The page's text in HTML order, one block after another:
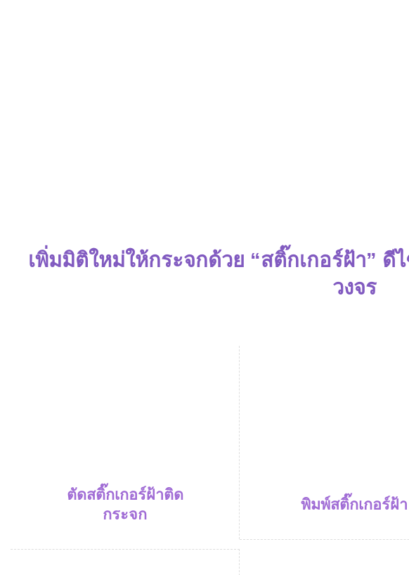
เพิ่มมิติใหม่ให้กระจกด้วย “สติ๊กเกอร์ฝ้า”
วงจร
ตัดสติ๊กเกอร์ฝ้าติด
กระจก
พิมพ์สติ๊กเกอร์ฝ้า